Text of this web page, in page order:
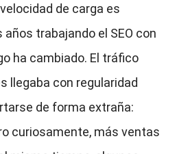
de carga es
trabajando el SEO con
ha cambiado. El tráfico
llegaba con regularidad
de forma extraña:
curiosamente, más ventas